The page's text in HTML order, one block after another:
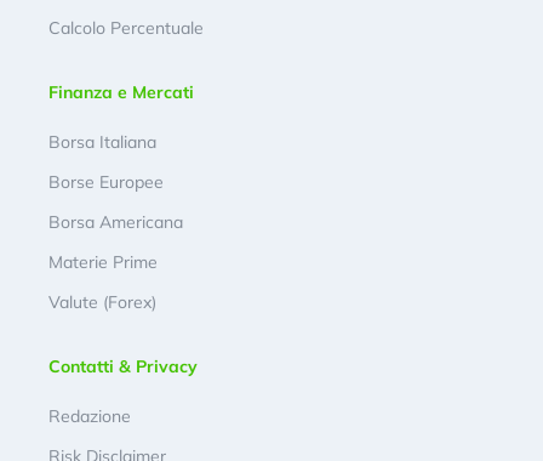
Calcolo Percentuale
Finanza e Mercati
Borsa Italiana
Borse Europee
Borsa Americana
Materie Prime
Valute (Forex)
Contatti & Privacy
Redazione
Risk Disclaimer